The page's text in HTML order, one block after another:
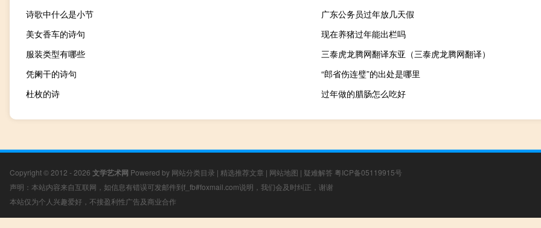
诗歌中什么是小节
广东公务员过年放几天假
美女香车的诗句
现在养猪过年能出栏吗
服装类型有哪些
三泰虎龙腾网翻译东亚（三泰虎龙腾网翻译）
凭阑干的诗句
“郎省伤连璧”的出处是哪里
杜枚的诗
过年做的腊肠怎么吃好
Copyright © 2012 - 2026 文学艺术网 Powered by 网站分类目录 | 精选推荐文章 | 网站地图 | 疑难解答 粤ICP备05119915号
声明：本站内容来自互联网，如信息有错误可发邮件到f_fb#foxmail.com说明，我们会及时纠正，谢谢
本站仅为个人兴趣爱好，不接盈利性广告及商业合作